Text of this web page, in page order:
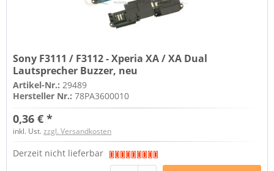
Sony F3111 / F3112 - Xperia XA / XA Dual
Lautsprecher Buzzer, neu
Artikel-Nr.:29489
Hersteller Nr.:78PA3600010
0,36 € *
inkl. Ust.zzgl. Versandkosten
Derzeit nicht lieferbar